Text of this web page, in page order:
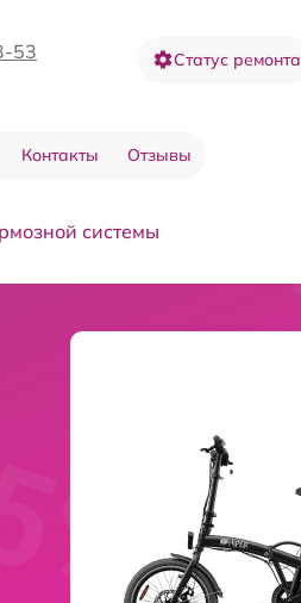
53 Статус ремонта
Контакты Отзывы
системы